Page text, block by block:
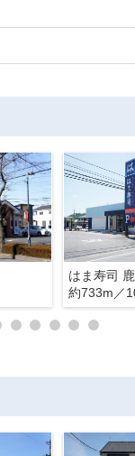
はま寿司
約733m／